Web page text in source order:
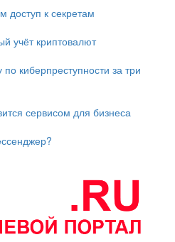
доступ к секретам
учёт криптовалют
киберпреступности за три
сервисом для бизнеса